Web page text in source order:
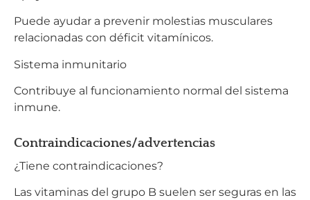
Puede ayudar a prevenir molestias musculares
relacionadas con déficit vitamínicos.
Sistema inmunitario
Contribuye al funcionamiento normal del sistema
inmune.
Contraindicaciones/advertencias
¿Tiene contraindicaciones?
Las vitaminas del grupo B suelen ser seguras en las